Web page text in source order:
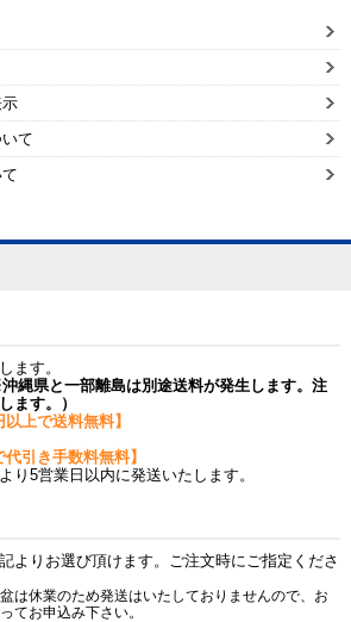
て
ます。
縄県と一部離島は別途送料が発生します。注
ます。）
上で送料無料】
引き手数料無料】
り5営業日以内に発送いたします。
よりお選び頂けます。ご注文時にご指定くださ
は休業のため発送はいたしておりませんので、お
てお申込み下さい。